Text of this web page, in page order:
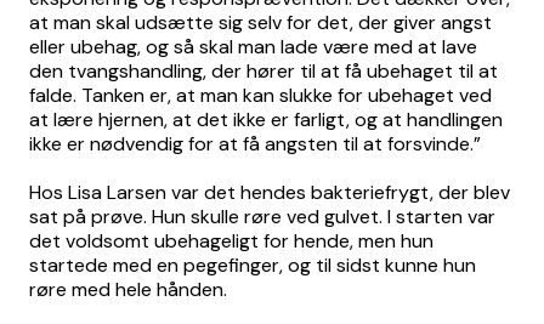
at man skal udsætte sig selv for det, der giver angst
eller ubehag, og så skal man lade være med at lave
den tvangshandling, der hører til at få ubehaget til at
falde. Tanken er, at man kan slukke for ubehaget ved
at lære hjernen, at det ikke er farligt, og at handlingen
ikke er nødvendig for at få angsten til at forsvinde.”
Hos Lisa Larsen var det hendes bakteriefrygt, der blev
sat på prøve. Hun skulle røre ved gulvet. I starten var
det voldsomt ubehageligt for hende, men hun
startede med en pegefinger, og til sidst kunne hun
røre med hele hånden.